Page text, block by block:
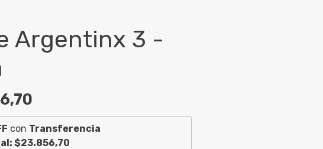
Argentinx 3 -
con Transferencia
$23.856,70